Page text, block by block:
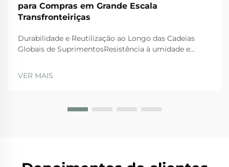
para Compras em Grande Escala
Transfronteiriças
Durabilidade e Reutilização ao Longo das Cadeias
Globais de SuprimentosResistência à umidade e
naturalmente à umidade, o que as torna muito
VER MAIS